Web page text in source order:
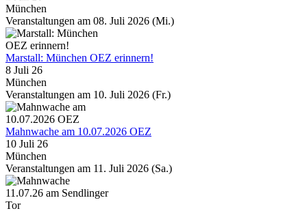
München
Veranstaltungen am 08. Juli 2026 (Mi.)
Marstall: München OEZ erinnern!
8 Juli 26
München
Veranstaltungen am 10. Juli 2026 (Fr.)
Mahnwache am 10.07.2026 OEZ
10 Juli 26
München
Veranstaltungen am 11. Juli 2026 (Sa.)